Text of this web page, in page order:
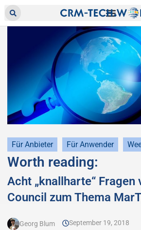
Für Anbieter Für Anwender
Worth reading:
Acht „knallharte“ Fragen
Council zum Thema
Georg Blum September 19, 2018